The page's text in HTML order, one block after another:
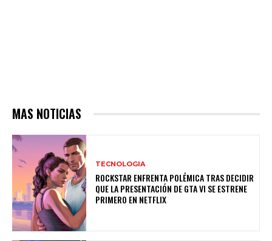
MAS NOTICIAS
TECNOLOGIA
ROCKSTAR ENFRENTA POLÉMICA TRAS DECIDIR
QUE LA PRESENTACIÓN DE GTA VI SE ESTRENE
PRIMERO EN NETFLIX